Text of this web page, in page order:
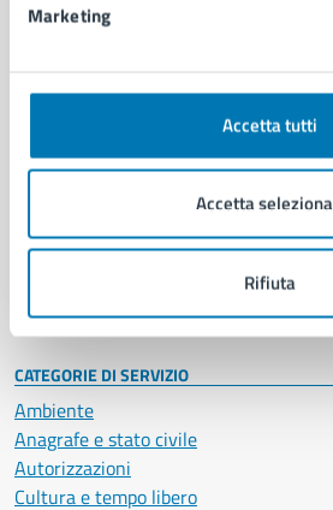
Marketing
Accetta tutti
Accetta
Rifiuta
AMMINISTRAZIONE
Organi di governo
Enti e fondazioni
Personale amministrativo
Intranet, posta aziendale e protocollo
CATEGORIE DI SERVIZIO
Ambiente
Anagrafe e stato civile
Autorizzazioni
Cultura e tempo libero